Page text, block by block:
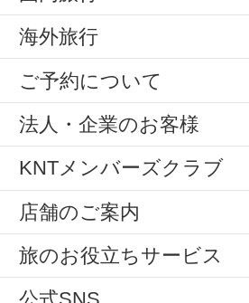
海外旅行
ご予約について
法人・企業のお客様
KNTメンバーズクラブ
店舗のご案内
旅のお役立ちサービス